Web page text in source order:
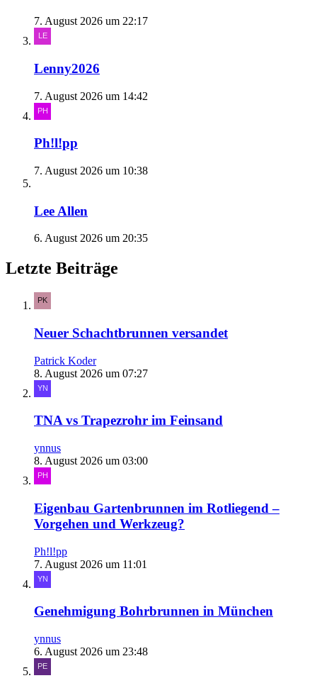
7. August 2026 um 22:17
Lenny2026
7. August 2026 um 14:42
Ph!l!pp
7. August 2026 um 10:38
Lee Allen
6. August 2026 um 20:35
Letzte Beiträge
Neuer Schachtbrunnen versandet
Patrick Koder
8. August 2026 um 07:27
TNA vs Trapezrohr im Feinsand
ynnus
8. August 2026 um 03:00
Eigenbau Gartenbrunnen im Rotliegend –
Vorgehen und Werkzeug?
Ph!l!pp
7. August 2026 um 11:01
Genehmigung Bohrbrunnen in München
ynnus
6. August 2026 um 23:48